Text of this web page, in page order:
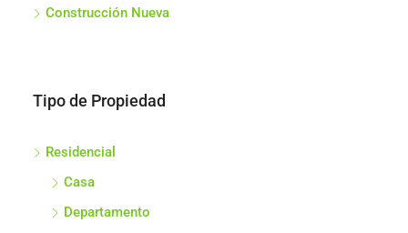
Construcción Nueva
Tipo de Propiedad
Residencial
Casa
Departamento